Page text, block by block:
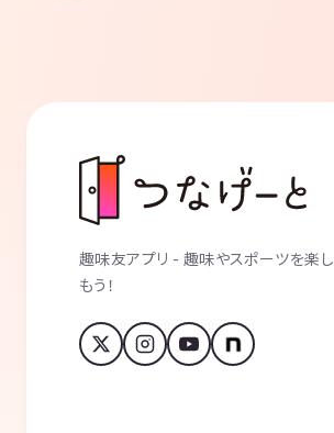
趣味友アプリ - 趣味やスポーツを楽し
もう！